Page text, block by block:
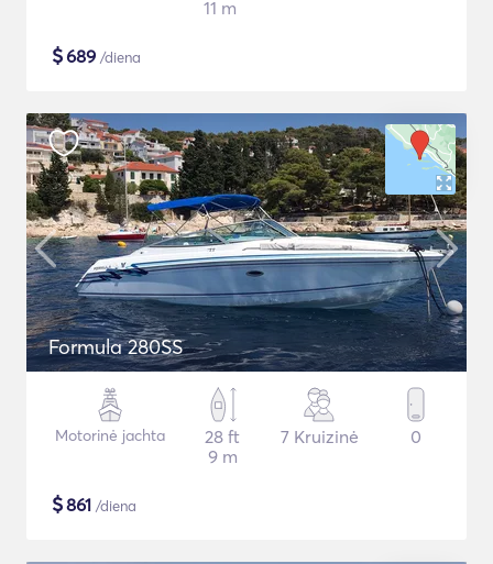
11 m
$689 /diena
Formula 280SS
Motorinė jachta
28 ft
9 m
7 Kruizinė 0
$861 /diena